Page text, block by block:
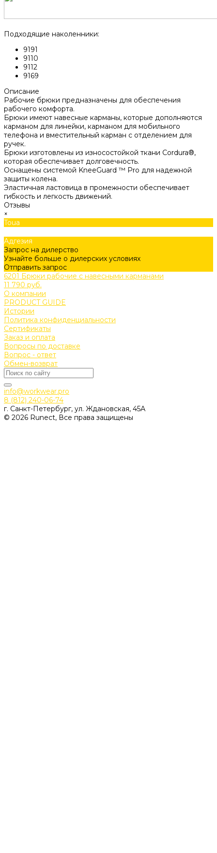
Подходящие наколенники:
9191
9110
9112
9169
Описание
Рабочие брюки предназначены для обеспечения
рабочего комфорта.
Брюки имеют навесные карманы, которые дополняются
карманом для линейки, карманом для мобильного
телефона и вместительный карман с отделением для
ручек.
Брюки изготовлены из износостойкой ткани Cordura®,
которая обеспечивает долговечность.
Оснащены системой KneeGuard ™ Pro для надежной
защиты колена.
Эластичная ластовица в промежности обеспечивает
гибкость и легкость движений.
Отзывы
×
Toua
Адгезия
Запрос на дилерство
Узнайте больше о дилерских условиях
Отправить запрос
6201 Брюки рабочие с навесными карманами
11 790 руб.
О компании
PRODUCT GUIDE
Истории
Политика конфиденциальности
Сертификаты
Заказ и оплата
Вопросы по доставке
Вопрос - ответ
Обмен-возврат
info@workwear.pro
8 (812) 240-06-74
г. Санкт-Петербург, ул. Ждановская, 45А
© 2026 Runect, Все права защищены